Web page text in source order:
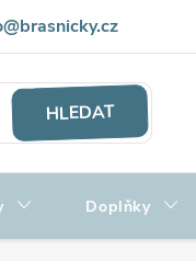
údajů Hodnocení obchodu
HLEDAT
Doplňky